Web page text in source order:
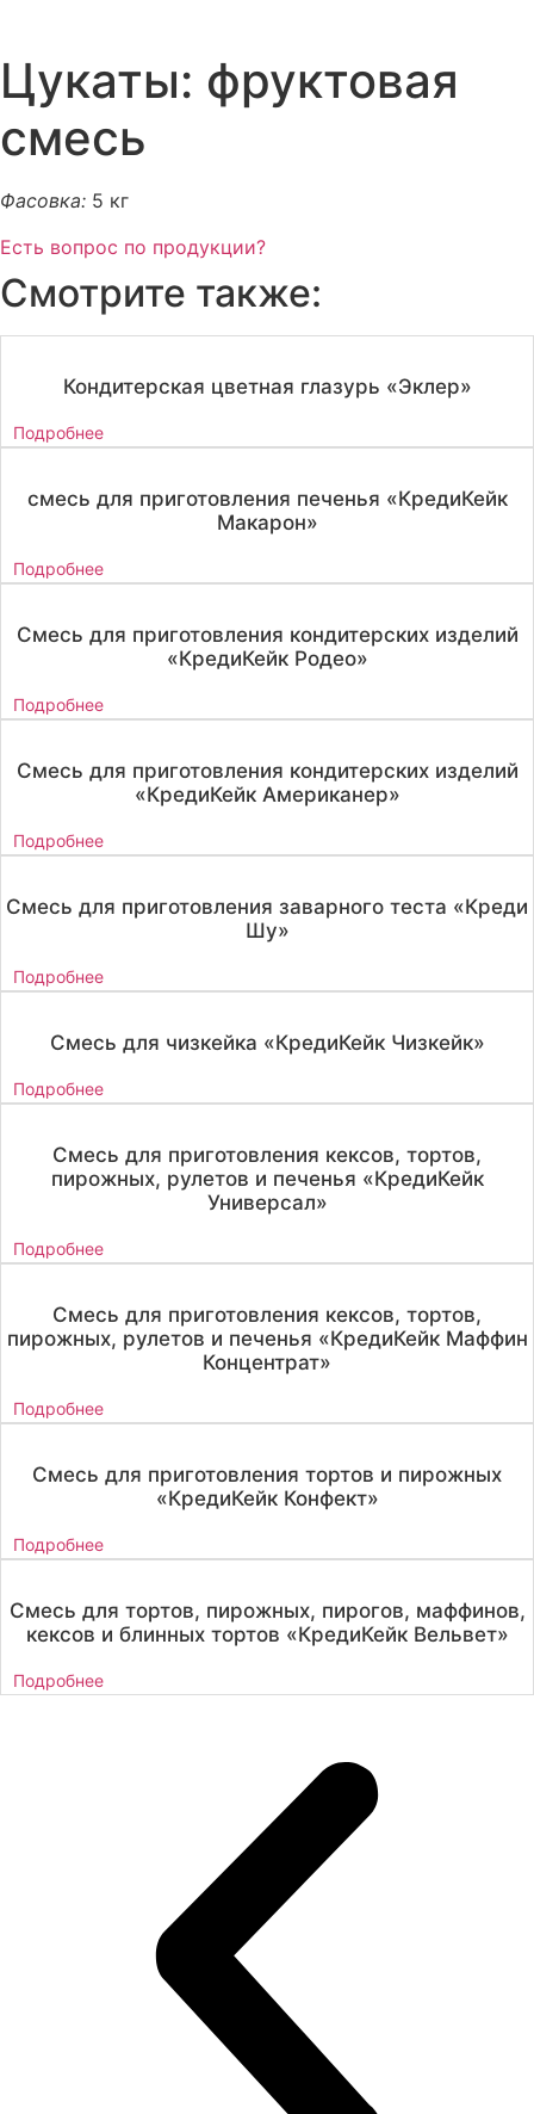
Цукаты: фруктовая
смесь
Фасовка: 5 кг
Есть вопрос по продукции?
Смотрите также:
Кондитерская цветная глазурь «Эклер»
Подробнее
смесь для приготовления печенья «КредиКейк
Макарон»
Подробнее
Смесь для приготовления кондитерских изделий
«КредиКейк Родео»
Подробнее
Смесь для приготовления кондитерских изделий
«КредиКейк Американер»
Подробнее
Смесь для приготовления заварного теста «Креди
Шу»
Подробнее
Смесь для чизкейка «КредиКейк Чизкейк»
Подробнее
Смесь для приготовления кексов, тортов,
пирожных, рулетов и печенья «КредиКейк
Универсал»
Подробнее
Смесь для приготовления кексов, тортов,
пирожных, рулетов и печенья «КредиКейк Маффин
Концентрат»
Подробнее
Смесь для приготовления тортов и пирожных
«КредиКейк Конфект»
Подробнее
Смесь для тортов, пирожных, пирогов, маффинов,
кексов и блинных тортов «КредиКейк Вельвет»
Подробнее